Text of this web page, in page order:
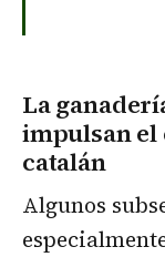
La
impulsan
catalán
Algunos